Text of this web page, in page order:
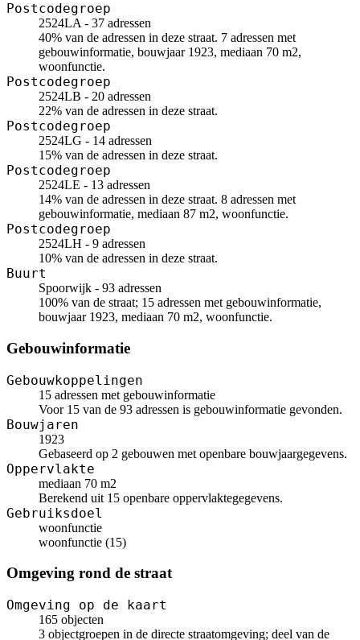
Postcodegroep
2524LA - 37 adressen
40% van de adressen in deze straat. 7 adressen met
gebouwinformatie, bouwjaar 1923, mediaan 70 m2,
woonfunctie.
Postcodegroep
2524LB - 20 adressen
22% van de adressen in deze straat.
Postcodegroep
2524LG - 14 adressen
15% van de adressen in deze straat.
Postcodegroep
2524LE - 13 adressen
14% van de adressen in deze straat. 8 adressen met
gebouwinformatie, mediaan 87 m2, woonfunctie.
Postcodegroep
2524LH - 9 adressen
10% van de adressen in deze straat.
Buurt
Spoorwijk - 93 adressen
100% van de straat; 15 adressen met gebouwinformatie,
bouwjaar 1923, mediaan 70 m2, woonfunctie.
Gebouwinformatie
Gebouwkoppelingen
15 adressen met gebouwinformatie
Voor 15 van de 93 adressen is gebouwinformatie gevonden.
Bouwjaren
1923
Gebaseerd op 2 gebouwen met openbare bouwjaargegevens.
Oppervlakte
mediaan 70 m2
Berekend uit 15 openbare oppervlaktegegevens.
Gebruiksdoel
woonfunctie
woonfunctie (15)
Omgeving rond de straat
Omgeving op de kaart
165 objecten
3 objectgroepen in de directe straatomgeving; deel van de